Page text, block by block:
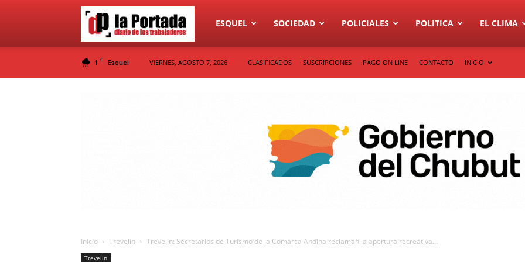
Diario
La
ESQUEL SOCIEDAD POLICIALES POLITICA EL CLIMA
1 C Esquel VIERNES, AGOSTO 7, 2026 CLASIFICADOS SUSCRIPCIONES PAGO ON LINE CONTACTO INICIO
Inicio Trevelin Trevelin: Secretarios de Turismo de la Comarca Andina reclaman la apertura recreativa...
Trevelin